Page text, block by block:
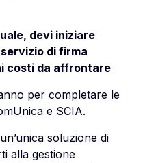
devi iniziare
di firma
costi da affrontare
per completare le
e SCIA.
soluzione di
alla gestione